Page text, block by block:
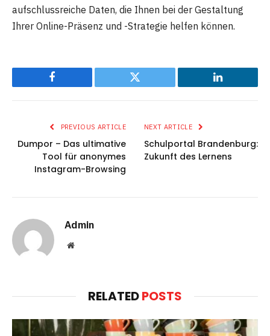
aufschlussreiche Daten, die Ihnen bei der Gestaltung
Ihrer Online-Präsenz und -Strategie helfen können.
Facebook Twitter LinkedIn
PREVIOUS ARTICLE
Dumpor – Das ultimative
Tool für anonymes
Instagram-Browsing
NEXT ARTICLE
Schulportal Brandenburg:
Zukunft des Lernens
Admin
Website
RELATEDPOSTS